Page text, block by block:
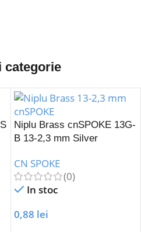
categorie
Niplu Brass cnSPOKE 13G-
B 13-2,3 mm Silver
CN SPOKE
(0)
In stoc
0,88 lei